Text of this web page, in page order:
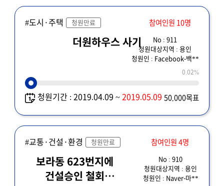
#도시·주택 청원만료 참여인원 10명
더원하우스 사기
No : 911
청원대상지역 : 용인
청원인 : Facebook-백**
0.02%
청원기간 : 2019.04.09 ~2019.05.09 50,000목표
#교통·건설·환경 청원만료 참여인원 4명
보라동 623번지에
건설승인 철회
No : 910
청원대상지역 : 용인
청원인 : Naver-마**